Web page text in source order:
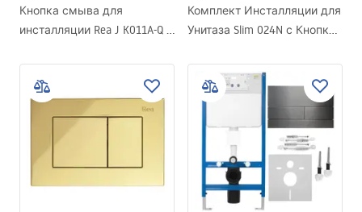
Кнопка смыва для
инсталляции Rea J K011A-Q и
Комплект Инсталляции для
Унитаза Slim 024N с Кнопкой